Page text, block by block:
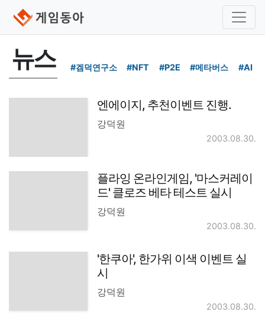
뉴스 #겜덕연구소 #NFT #P2E #메타버스 #AI
엔에이지, 추천이벤트 진행.
강덕원
2003.08.30.
플라잉 온라인게임, '마스커레이
드' 클로즈 베타 테스트 실시
강덕원
2003.08.30.
'한쿠아', 한가위 이색 이벤트 실
시
강덕원
2003.08.30.